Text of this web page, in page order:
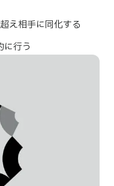
え相手に同化する
行う